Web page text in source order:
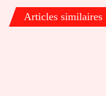
les
systèmesArticles similaires